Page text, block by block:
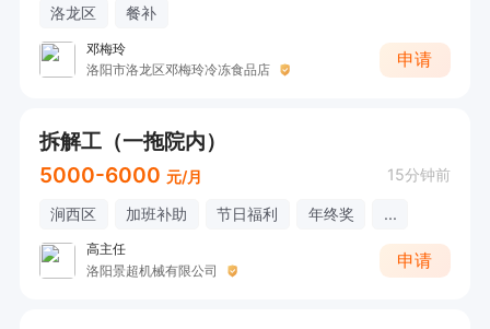
洛龙区 餐补
邓梅玲
洛阳市洛龙区邓梅玲冷冻食品店
申请
拆解工（一拖院内）
5000-6000 元/月 15分钟前
涧西区 加班补助 节日福利 年终奖 ...
高主任
洛阳景超机械有限公司
申请